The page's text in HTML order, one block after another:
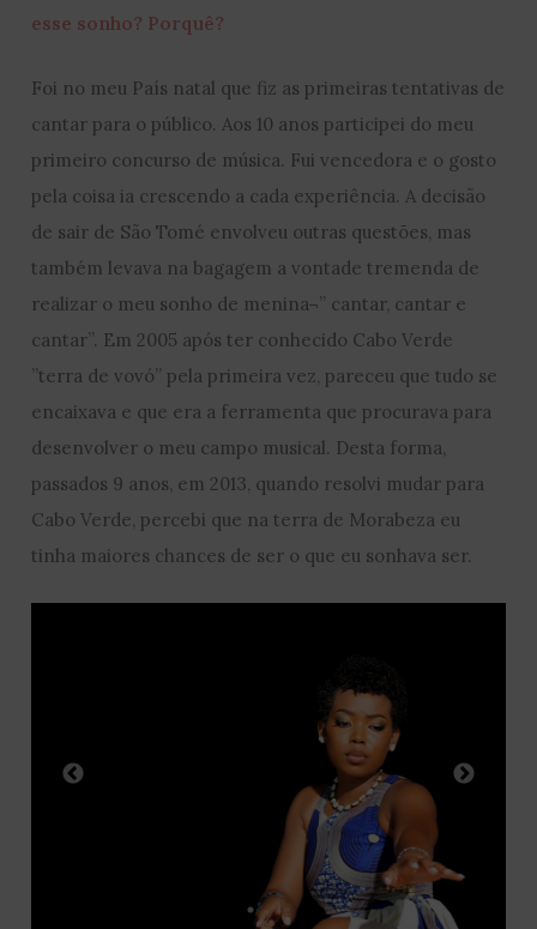
esse sonho? Porquê?
Foi no meu País natal que fiz as primeiras tentativas de
cantar para o público. Aos 10 anos participei do meu
primeiro concurso de música. Fui vencedora e o gosto
pela coisa ia crescendo a cada experiência. A decisão
de sair de São Tomé envolveu outras questões, mas
também levava na bagagem a vontade tremenda de
realizar o meu sonho de menina¬’’ cantar, cantar e
cantar’’. Em 2005 após ter conhecido Cabo Verde
’’terra de vovó’’ pela primeira vez, pareceu que tudo se
encaixava e que era a ferramenta que procurava para
desenvolver o meu campo musical. Desta forma,
passados 9 anos, em 2013, quando resolvi mudar para
Cabo Verde, percebi que na terra de Morabeza eu
tinha maiores chances de ser o que eu sonhava ser.